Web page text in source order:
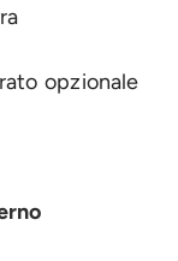
opzionale